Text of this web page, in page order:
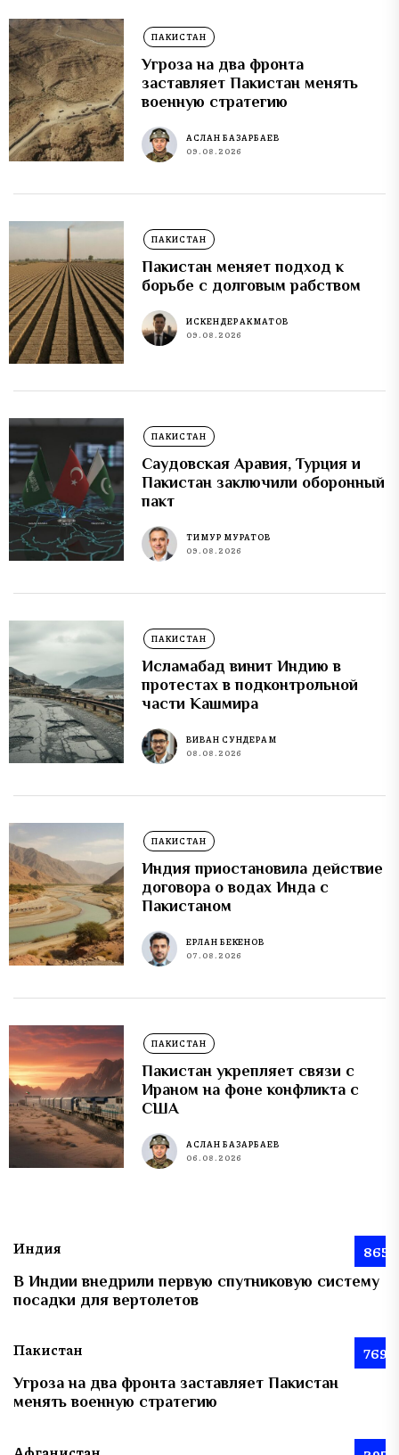
ПАКИСТАН
Угроза на два фронта
заставляет Пакистан менять
военную стратегию
АСЛАН БАЗАРБАЕВ
09.08.2026
ПАКИСТАН
Пакистан меняет подход к
борьбе с долговым рабством
ИСКЕНДЕР АКМАТОВ
09.08.2026
ПАКИСТАН
Саудовская Аравия, Турция и
Пакистан заключили оборонный
пакт
ТИМУР МУРАТОВ
09.08.2026
ПАКИСТАН
Исламабад винит Индию в
протестах в подконтрольной
части Кашмира
ВИВАН СУНДЕРАМ
08.08.2026
ПАКИСТАН
Индия приостановила действие
договора о водах Инда с
Пакистаном
ЕРЛАН БЕКЕНОВ
07.08.2026
ПАКИСТАН
Пакистан укрепляет связи с
Ираном на фоне конфликта с
США
АСЛАН БАЗАРБАЕВ
06.08.2026
Индия 865
В Индии внедрили первую спутниковую систему
посадки для вертолетов
Пакистан 769
Угроза на два фронта заставляет Пакистан
менять военную стратегию